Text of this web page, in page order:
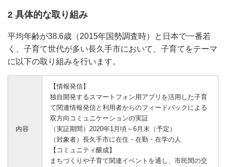
2 具体的な取り組み
平均年齢が38.6歳（2015年国勢調査時）と日本で一番若
く、子育て世代が多い長久手市において、子育てをテーマ
に以下の取り組みを行います。
内容
【情報発信】
独自開発するスマートフォン用アプリを活用した子育
て関連情報発信と利用者からのフィードバックによる
双方向コミュニケーションの実証
（実証期間）2020年1月頃～6月末（予定）
（対象者）長久手市に在住・在勤・在学の人
【コミュニティ醸成】
まちづくりや子育て関連イベントを通し、市民間の交